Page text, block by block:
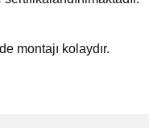
montajı kolaydır.